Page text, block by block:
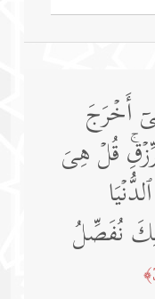
أَخۡرَجَ
قُلۡ هِیَ
ٰ⁠لِكَ نُفَصِّلُ